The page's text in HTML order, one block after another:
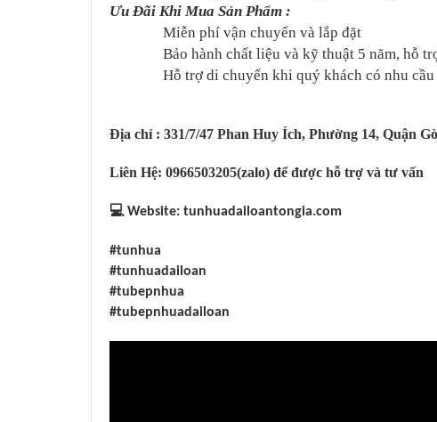
Ưu Đãi Khi Mua Sản Phẩm :
Miễn phí vận chuyển và lắp đặt
Bảo hành chất liệu và kỹ thuật 5 năm, hỗ
Hỗ trợ di chuyển khi quý khách có nhu cầu
Địa chỉ : 331/7/47 Phan Huy Ích, Phường 14, Quận
Liên Hệ: 0966503205(zalo) để được hỗ trợ và tư vấn
💻Website: tunhuadailoantongia.com
#tunhua
#tunhuadailoan
#tubepnhua
#tubepnhuadailoan